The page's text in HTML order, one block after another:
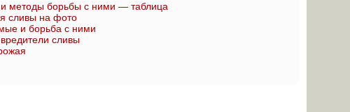
методы борьбы с ними — таблица
сливы на фото
и борьба с ними
сливы